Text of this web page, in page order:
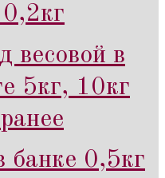
0,2кг
весовой в
5кг, 10кг
банке 0,5кг